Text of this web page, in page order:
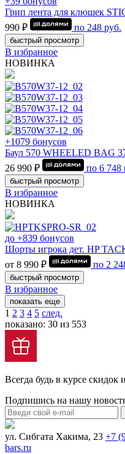
Грип лента для клюшек
990 ₽
по 248 руб.
быстрый просмотр
В избранное
НОВИНКА
+1079 бонусов
Баул 570 WHEELED BAG
26 990 ₽
по 6 748
быстрый просмотр
В избранное
НОВИНКА
до +839 бонусов
Шорты игрока дет. HP
от 8 990 ₽
по 2
быстрый просмотр
В избранное
показать еще
1 2 3 4 5 след.
показано: 30 из 553
Всегда будь в курсе скидок
Подпишись на нашу
ул. Сибгата Хакима, 23 +7
bars.ru